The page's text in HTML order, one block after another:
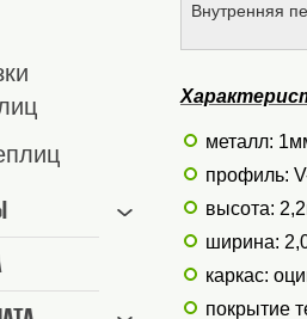
Внутренняя
металл:
профиль:
высота:
ширина:
каркас:
покрытие